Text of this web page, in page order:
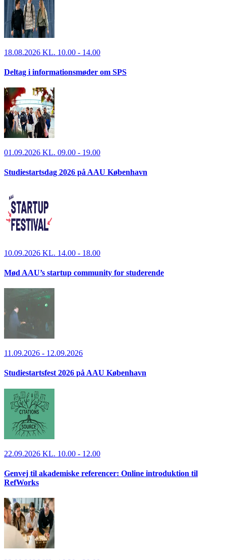
18.08.2026 KL. 10.00 - 14.00
Deltag i informationsmøder om SPS
01.09.2026 KL. 09.00 - 19.00
Studiestartsdag 2026 på AAU København
10.09.2026 KL. 14.00 - 18.00
Mød AAU’s startup community for studerende
11.09.2026 - 12.09.2026
Studiestartsfest 2026 på AAU København
22.09.2026 KL. 10.00 - 12.00
Genvej til akademiske referencer: Online introduktion til
RefWorks